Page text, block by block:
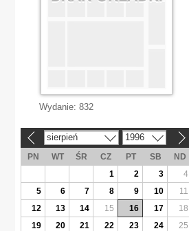
Wydanie: 832
sierpień 1996
PN WT ŚR CZ PT SB
ND
1
2 3
4
5
6 7 8 9 10
11
12
13 14 15 16 17
18
19
20 21 22 23 24
25